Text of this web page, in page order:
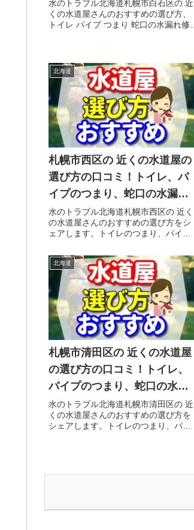
水のトラブル北海道札幌市白石区の 近
くの水道屋さんのおすすめの選び方、
トイレ パイプ つまり 蛇口の水漏れ修理
て、そのヒビ割れ部分から水漏れ...
北海道
札幌市西区の 近くの水道屋の
選び方の口コミ！トイレ、パ
イプのつまり、蛇口の水漏れ
工事や修理の前にチェックす
ることをシェアします。
水のトラブル北海道札幌市西区の 近く
の水道屋さんのおすすめの選び方をシ
ェアします。トイレのつまり、パイプ
ビ割れて、そのヒビ割れ部分から水漏
れの水のトラブルで、焦ってポストに
入っている 近くの水道屋さんに慌て...
北海道
札幌市清田区の 近くの水道屋
の選び方の口コミ！トイレ、
パイプのつまり、蛇口の水漏
れ工事や修理の前にチェック
することをシェアします。
水のトラブル北海道札幌市清田区の 近
くの水道屋さんのおすすめの選び方を
シェアします。トイレのつまり、パイ